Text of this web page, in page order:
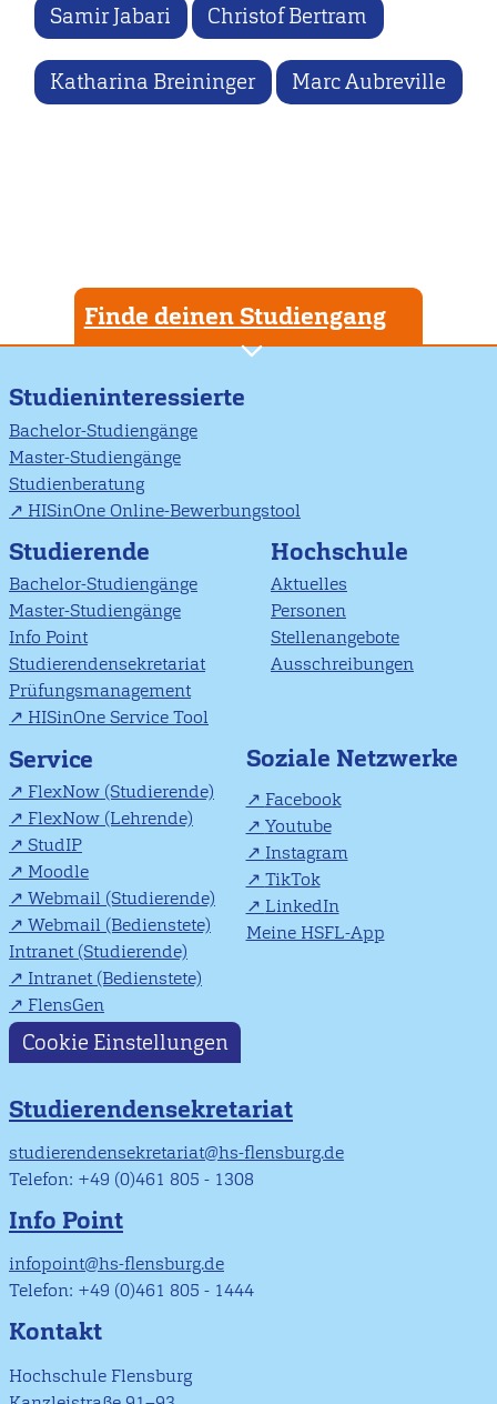
Samir Jabari Christof Bertram
Katharina Breininger Marc Aubreville
Finde deinen Studiengang
Studieninteressierte
Bachelor-Studiengänge
Master-Studiengänge
Studienberatung
HISinOne Online-Bewerbungstool
Studierende
Bachelor-Studiengänge
Master-Studiengänge
Info Point
Studierendensekretariat
Prüfungsmanagement
HISinOne Service Tool
Hochschule
Aktuelles
Personen
Stellenangebote
Ausschreibungen
Service
FlexNow (Studierende)
FlexNow (Lehrende)
StudIP
Moodle
Webmail (Studierende)
Webmail (Bedienstete)
Intranet (Studierende)
Intranet (Bedienstete)
FlensGen
Soziale Netzwerke
Facebook
Youtube
Instagram
TikTok
LinkedIn
Meine HSFL-App
Cookie Einstellungen
Studierendensekretariat
studierendensekretariat@hs-flensburg.de
Telefon: +49 (0)461 805 - 1308
Info Point
infopoint@hs-flensburg.de
Telefon: +49 (0)461 805 - 1444
Kontakt
Hochschule Flensburg